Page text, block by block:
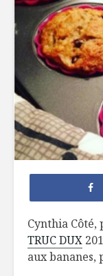
Cynthia
TRUC DUX
aux bananes,